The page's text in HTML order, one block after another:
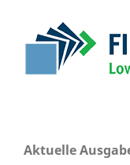
Aktuelle